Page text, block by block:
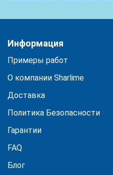
Информация
Примеры работ
О компании Sharlime
Доставка
Политика Безопасности
Гарантии
FAQ
Блог